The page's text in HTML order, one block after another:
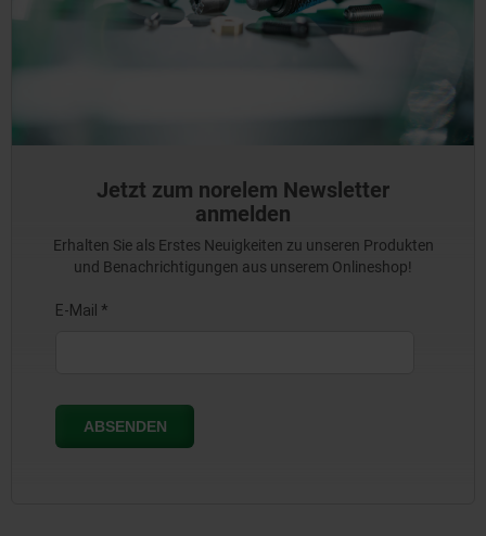
Jetzt zum norelem Newsletter
anmelden
Erhalten Sie als Erstes Neuigkeiten zu unseren Produkten
und Benachrichtigungen aus unserem Onlineshop!